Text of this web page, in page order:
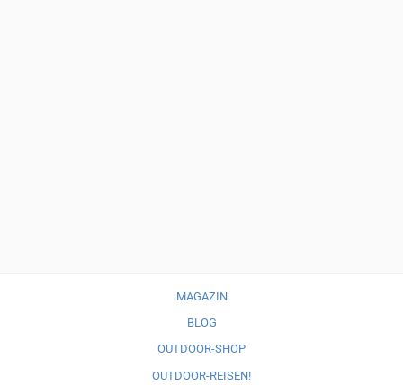
MAGAZIN
BLOG
OUTDOOR-SHOP
OUTDOOR-REISEN!